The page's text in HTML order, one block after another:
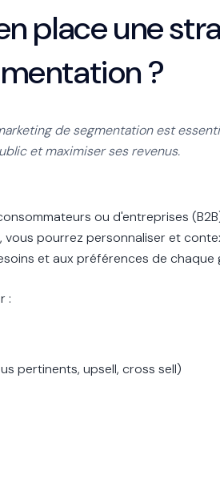
place une
?
de segmentation est
et maximiser ses revenus.
ou d'entreprises
pourrez personnaliser et
et aux préférences de chaque
:
pertinents, upsell, cross sell)